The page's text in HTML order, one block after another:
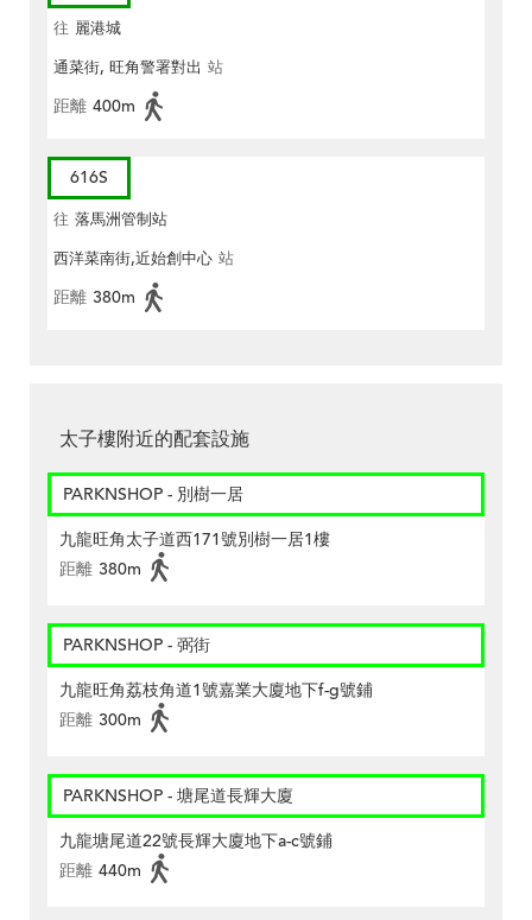
往 麗港城
通菜街, 旺角警署對出 站
距離 400m
616S
往 落馬洲管制站
西洋菜南街,近始創中心 站
距離 380m
太子樓附近的配套設施
PARKNSHOP - 別樹一居
九龍旺角太子道西171號別樹一居1樓
距離 380m
PARKNSHOP - 弼街
九龍旺角荔枝角道1號嘉業大廈地下f-g號鋪
距離 300m
PARKNSHOP - 塘尾道長輝大廈
九龍塘尾道22號長輝大廈地下a-c號鋪
距離 440m